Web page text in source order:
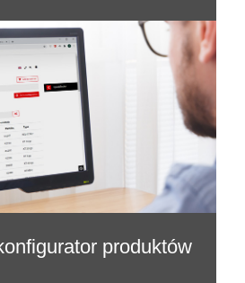
produktów